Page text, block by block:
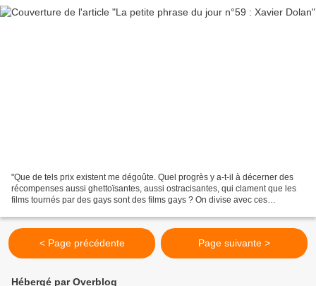
"Que de tels prix existent me dégoûte. Quel progrès y a-t-il à décerner des
récompenses aussi ghettoïsantes, aussi ostracisantes, qui clament que les
films tournés par des gays sont des films gays ? On divise avec ces
< Page précédente Page suivante >
Hébergé par Overblog